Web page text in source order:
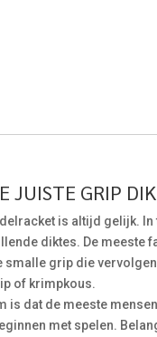
JUISTE GRIP
is altijd gelijk.
diktes. De meeste
smalle grip die
of krimpkous.
is dat de meeste
met spelen.